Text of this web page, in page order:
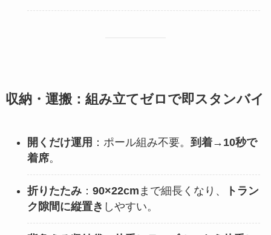
収納・運搬：組み立てゼロで即スタンバイ
開くだけ運用 ：ポール組み不要。 到着→10秒で
着席。
折りたたみ： 90×22cm まで細長くなり、
トラン
ク隙間に縦置き しやすい。